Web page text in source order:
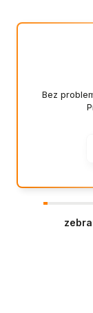
Bez